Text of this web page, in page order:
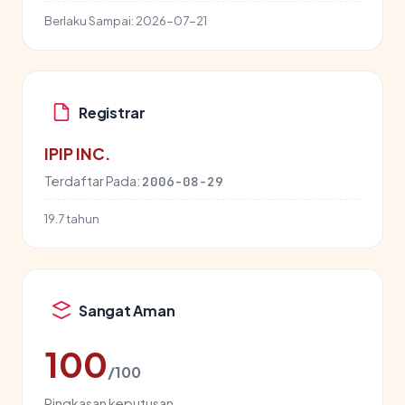
Berlaku Sampai: 2026-07-21
Registrar
IPIP INC.
Terdaftar Pada: 2006-08-29
19.7 tahun
Sangat Aman
100/100